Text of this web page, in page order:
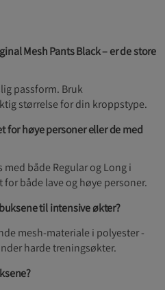
Mesh Pants Black – er de store
passform. Bruk
størrelse for din kroppstype.
for høye personer eller de med
både Regular og Long i
både lave og høye personer.
til intensive økter?
mesh-materiale i polyester -
harde treningsøkter.